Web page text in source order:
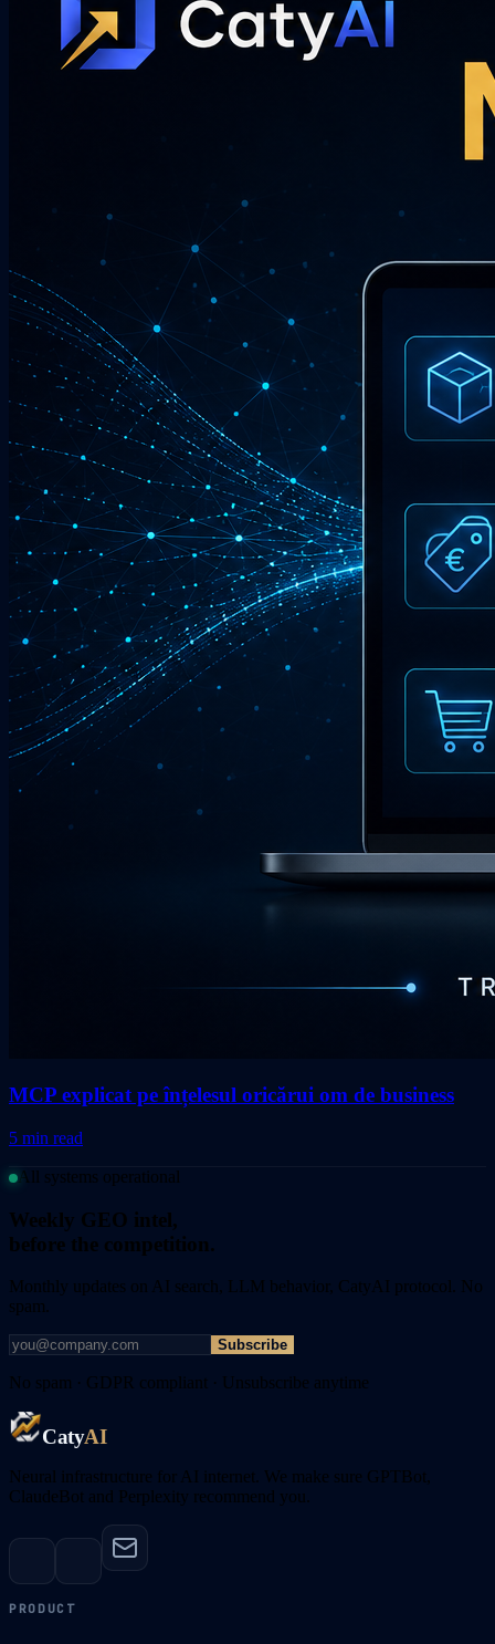
MCP explicat pe înțelesul oricărui om de business
5 min read
All systems operational
Weekly GEO intel,
before the competition.
Monthly updates on AI search, LLM behavior, CatyAI protocol. No
spam.
Subscribe
No spam · GDPR compliant · Unsubscribe anytime
CatyAI
Neural infrastructure for AI internet. We make sure GPTBot,
ClaudeBot and Perplexity recommend you.
PRODUCT